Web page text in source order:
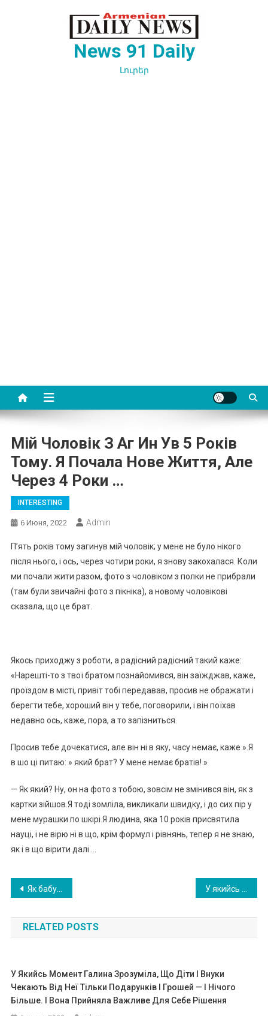
News 91 Daily
Լուրեր
Мій Чоловік З Аг Ин Ув 5 Років
Тому. Я Почала Нове Життя, Але
Через 4 Роки …
INTERESTING
6 Июня, 2022 Admin
П’ять років тому загинув мій чоловік; у мене не було нікого
після нього, і ось, через чотири роки, я знову закохалася. Коли
ми почали жити разом, фото з чоловіком з полки не прибрали
(там були звичайні фото з пікніка), а новому чоловікові
сказала, що це брат.
Якось приходжу з роботи, а радісний радісний такий каже:
«Нарешті-то з твої братом познайомився, він заїжджав, каже,
проїздом в місті, привіт тобі передавав, просив не ображати і
берегти тебе, хороший він у тебе, поговорили, і він поїхав
недавно ось, каже, пора, а то запізниться.
Просив тебе дочекатися, але він ні в яку, часу немає, каже ».Я
в шо ці питаю: » який брат? У мене немає братів! »
— Як який? Ну, он на фото з тобою, зовсім не змінився він, як з
картки зійшов.Я тоді зомліла, викликали швидку, і до сих пір у
мене мурашки по шкірі.Я людина, яка 10 років присвятила
науці, і не вірю ні в що, крім формул і рівнянь, тепер я не знаю,
як і в що вірити далі …
Навигация
по
записям
Як бабуся обх итрила своїх дітей, які хотіли відправити її в будинок престарілих, щоб розділити її майно .
RELATED POSTS
У Якийсь Момент Галина Зрозуміла, Що Діти І Внуки
Чекають Від Неї Тільки Подарунків І Грошей — І Нічого
Більше. І Вона Прийняла Важливе Для Себе Рішення